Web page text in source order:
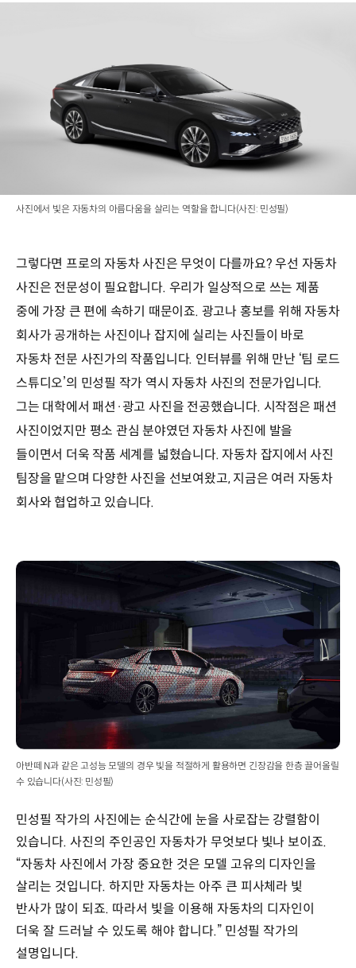
사진에서 빛은 자동차의 아름다움을 살리는 역할을 합니다(사진: 민성필)
그렇다면 프로의 자동차 사진은 무엇이 다를까요? 우선 자동차
사진은 전문성이 필요합니다. 우리가 일상적으로 쓰는 제품
중에 가장 큰 편에 속하기 때문이죠. 광고나 홍보를 위해 자동차
회사가 공개하는 사진이나 잡지에 실리는 사진들이 바로
자동차 전문 사진가의 작품입니다. 인터뷰를 위해 만난 ‘팀 로드
스튜디오’의 민성필 작가 역시 자동차 사진의 전문가입니다.
그는 대학에서 패션·광고 사진을 전공했습니다. 시작점은 패션
사진이었지만 평소 관심 분야였던 자동차 사진에 발을
들이면서 더욱 작품 세계를 넓혔습니다. 자동차 잡지에서 사진
팀장을 맡으며 다양한 사진을 선보여왔고, 지금은 여러 자동차
회사와 협업하고 있습니다.
아반떼 N과 같은 고성능 모델의 경우 빛을 적절하게 활용하면 긴장감을 한층 끌어올릴
수 있습니다(사진: 민성필)
민성필 작가의 사진에는 순식간에 눈을 사로잡는 강렬함이
있습니다. 사진의 주인공인 자동차가 무엇보다 빛나 보이죠.
“자동차 사진에서 가장 중요한 것은 모델 고유의 디자인을
살리는 것입니다. 하지만 자동차는 아주 큰 피사체라 빛
반사가 많이 되죠. 따라서 빛을 이용해 자동차의 디자인이
더욱 잘 드러날 수 있도록 해야 합니다.” 민성필 작가의
설명입니다.